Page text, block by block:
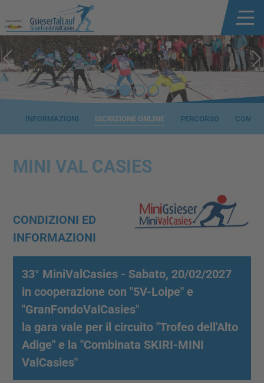
INFORMAZIONI ISCRIZIONE ONLINE PERCORSO
MINI VAL CASIES
CONDIZIONI ED
INFORMAZIONI
33° MiniValCasies - Sabato, 20/02/2027
in cooperazione con "5V-Loipe" e
"GranFondoValCasies"
la gara vale per il circuito "Trofeo dell'Alto
Adige" e la "Combinata SKIRI-MINI
ValCasies"